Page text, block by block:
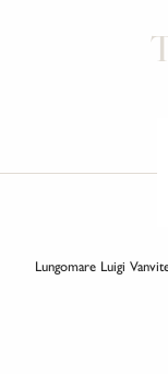
Lungomare Luigi